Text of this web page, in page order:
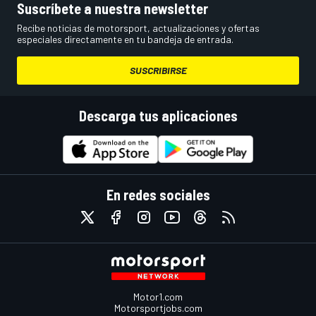
Suscríbete a nuestra newsletter
Recibe noticias de motorsport, actualizaciones y ofertas
especiales directamente en tu bandeja de entrada.
SUSCRIBIRSE
Descarga tus aplicaciones
En redes sociales
Motor1.com
Motorsportjobs.com